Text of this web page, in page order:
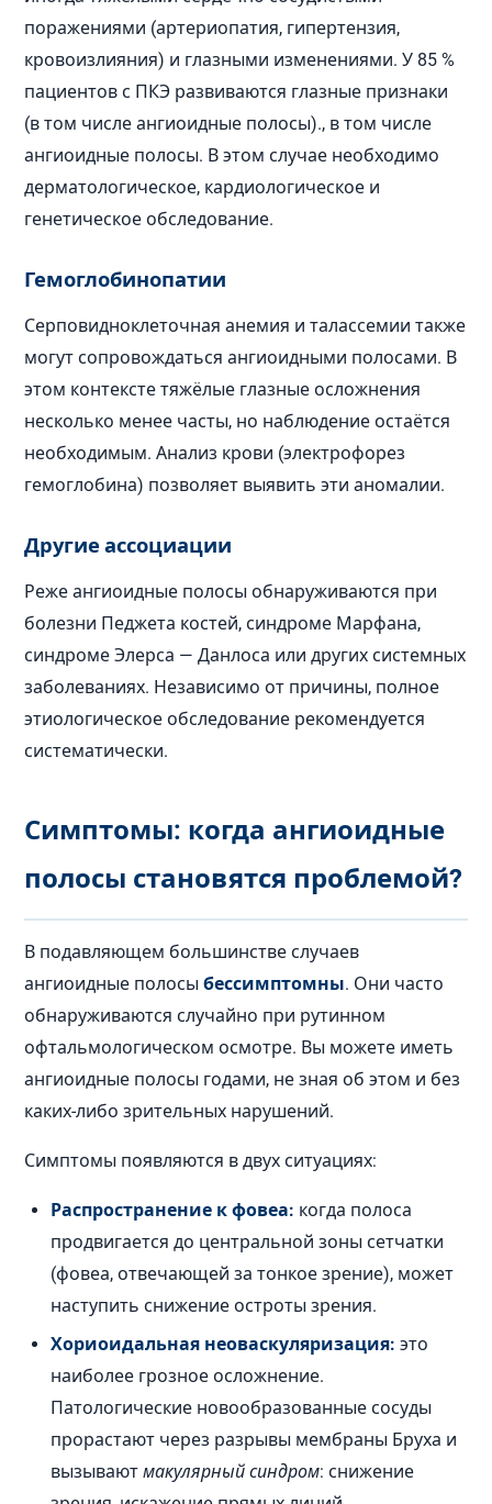
поражениями (артериопатия, гипертензия,
кровоизлияния) и глазными изменениями. У 85 %
пациентов с ПКЭ развиваются глазные признаки
(в том числе ангиоидные полосы)., в том числе
ангиоидные полосы. В этом случае необходимо
дерматологическое, кардиологическое и
генетическое обследование.
Гемоглобинопатии
Серповидноклеточная анемия и талассемии также
могут сопровождаться ангиоидными полосами. В
этом контексте тяжёлые глазные осложнения
несколько менее часты, но наблюдение остаётся
необходимым. Анализ крови (электрофорез
гемоглобина) позволяет выявить эти аномалии.
Другие ассоциации
Реже ангиоидные полосы обнаруживаются при
болезни Педжета костей, синдроме Марфана,
синдроме Элерса — Данлоса или других системных
заболеваниях. Независимо от причины, полное
этиологическое обследование рекомендуется
систематически.
Симптомы: когда ангиоидные
полосы становятся проблемой?
В подавляющем большинстве случаев
ангиоидные полосыбессимптомны. Они часто
обнаруживаются случайно при рутинном
офтальмологическом осмотре. Вы можете иметь
ангиоидные полосы годами, не зная об этом и без
каких-либо зрительных нарушений.
Симптомы появляются в двух ситуациях:
Распространение к фовеа: когда полоса
продвигается до центральной зоны сетчатки
(фовеа, отвечающей за тонкое зрение), может
наступить снижение остроты зрения.
Хориоидальная неоваскуляризация: это
наиболее грозное осложнение.
Патологические новообразованные сосуды
прорастают через разрывы мембраны Бруха и
вызываютмакулярный синдром: снижение